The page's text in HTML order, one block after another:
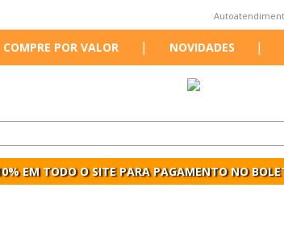
COMPRE POR VALOR | NOVIDADES |
EM TODO O SITE PARA PAGAMENTO NO